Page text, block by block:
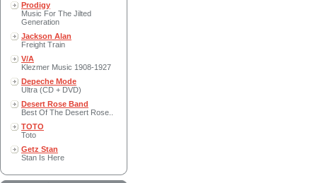
Prodigy
Music For The Jilted
Generation
Jackson Alan
Freight Train
V/A
Klezmer Music 1908-1927
Depeche Mode
Ultra (CD + DVD)
Desert Rose Band
Best Of The Desert Rose..
TOTO
Toto
Getz Stan
Stan Is Here